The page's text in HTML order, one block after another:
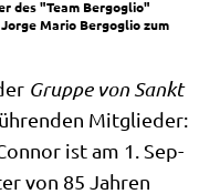
des "Team Bergoglio"
Mario Bergoglio zum
Grup­pe von Sankt
Mit­glie­der:
ist am 1. Sep­
von 85 Jah­ren